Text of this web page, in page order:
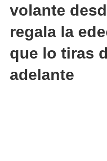
volante
regala la
que lo tiras
adelante